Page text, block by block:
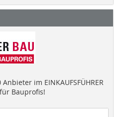
im EINKAUFSFÜHRER
Bauprofis!